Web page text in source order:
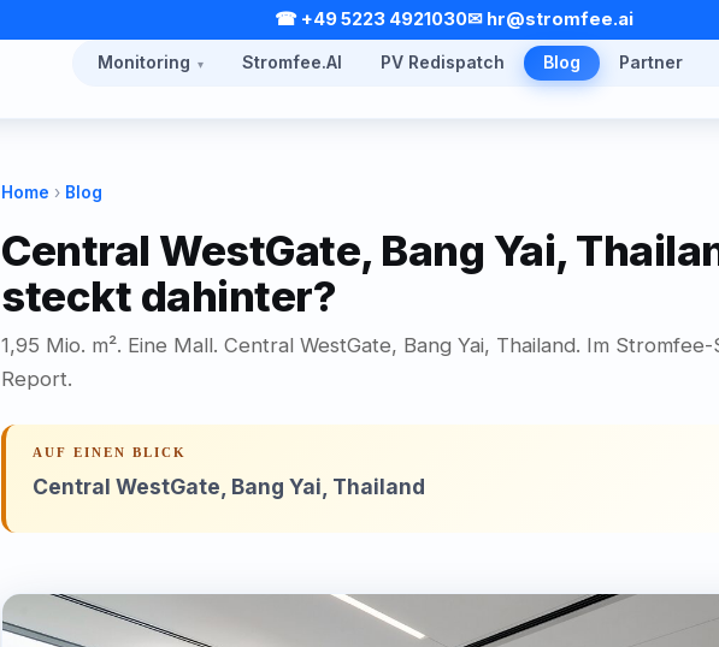
☎ +49 5223 4921030✉ hr@stromfee.ai
Monitoring Stromfee.AI PV Redispatch Blog Partner
Home › Blog
Central WestGate, Bang Yai,
steckt dahinter?
1,95 Mio. m². Eine Mall. Central WestGate, Bang Yai, Thailand. Im
Report.
AUF EINEN BLICK
Central WestGate, Bang Yai, Thailand